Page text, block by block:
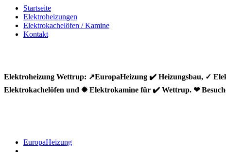
Startseite
Elektroheizungen
Elektrokachelöfen / Kamine
Kontakt
Elektroheizung Wettrup: ↗️EuropaHeizung ✔️ Heizungsbau, ✓
Elektrokachelöfen und ✹ Elektrokamine für ✔️ Wettrup. ❤
EuropaHeizung